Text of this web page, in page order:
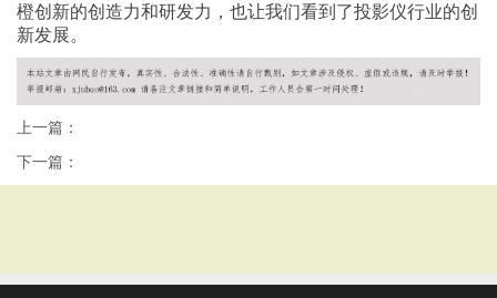
橙创新的创造力和研发力，也让我们看到了投影仪行业的创
新发展。
上一篇：
下一篇：